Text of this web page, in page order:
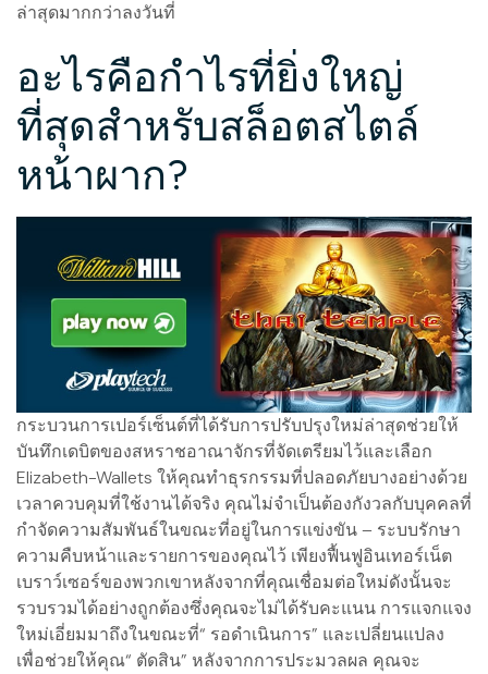
ล่าสุดมากกว่าลงวันที่
อะไรคือกำไรที่ยิ่งใหญ่
ที่สุดสำหรับสล็อตสไตล์
หน้าผาก?
กระบวนการเปอร์เซ็นต์ที่ได้รับการปรับปรุงใหม่ล่าสุดช่วยให้
บันทึกเดบิตของสหราชอาณาจักรที่จัดเตรียมไว้และเลือก
Elizabeth-Wallets ให้คุณทำธุรกรรมที่ปลอดภัยบางอย่างด้วย
เวลาควบคุมที่ใช้งานได้จริง คุณไม่จำเป็นต้องกังวลกับบุคคลที่
กำจัดความสัมพันธ์ในขณะที่อยู่ในการแข่งขัน – ระบบรักษา
ความคืบหน้าและรายการของคุณไว้ เพียงฟื้นฟูอินเทอร์เน็ต
เบราว์เซอร์ของพวกเขาหลังจากที่คุณเชื่อมต่อใหม่ดังนั้นจะ
รวบรวมได้อย่างถูกต้องซึ่งคุณจะไม่ได้รับคะแนน การแจกแจง
ใหม่เอี่ยมมาถึงในขณะที่“ รอดำเนินการ” และเปลี่ยนแปลง
เพื่อช่วยให้คุณ“ ตัดสิน” หลังจากการประมวลผล คุณจะ